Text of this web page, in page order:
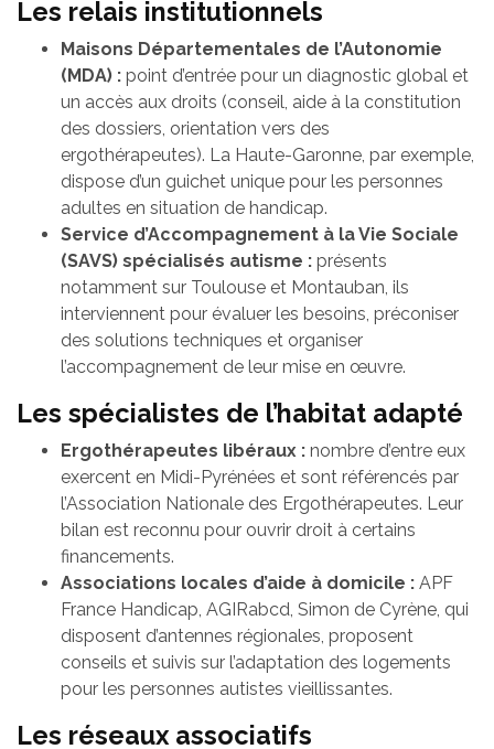
Les relais institutionnels
Maisons Départementales de l’Autonomie
(MDA) : point d’entrée pour un diagnostic global et
un accès aux droits (conseil, aide à la constitution
des dossiers, orientation vers des
ergothérapeutes). La Haute-Garonne, par exemple,
dispose d’un guichet unique pour les personnes
adultes en situation de handicap.
Service d’Accompagnement à la Vie Sociale
(SAVS) spécialisés autisme : présents
notamment sur Toulouse et Montauban, ils
interviennent pour évaluer les besoins, préconiser
des solutions techniques et organiser
l’accompagnement de leur mise en œuvre.
Les spécialistes de l’habitat adapté
Ergothérapeutes libéraux : nombre d’entre eux
exercent en Midi-Pyrénées et sont référencés par
l’Association Nationale des Ergothérapeutes. Leur
bilan est reconnu pour ouvrir droit à certains
financements.
Associations locales d’aide à domicile : APF
France Handicap, AGIRabcd, Simon de Cyrène, qui
disposent d’antennes régionales, proposent
conseils et suivis sur l’adaptation des logements
pour les personnes autistes vieillissantes.
Les réseaux associatifs